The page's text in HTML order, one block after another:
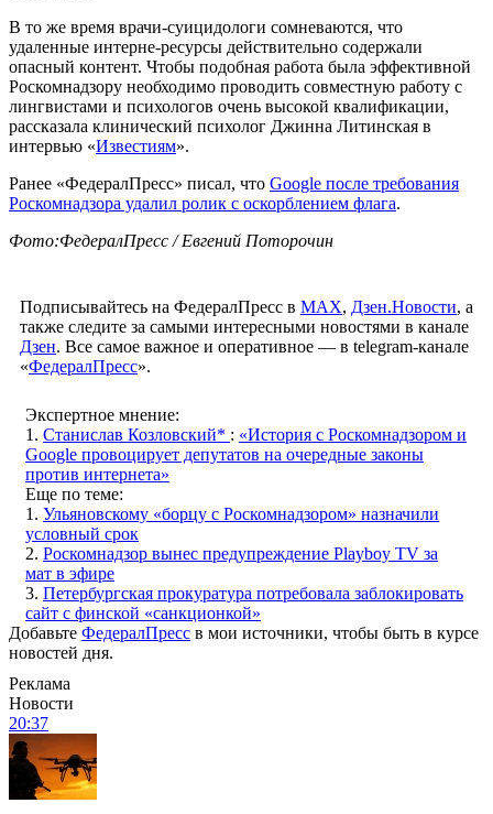
В то же время врачи-суицидологи сомневаются, что
удаленные интерне-ресурсы действительно содержали
опасный контент. Чтобы подобная работа была эффективной
Роскомнадзору необходимо проводить совместную работу с
лингвистами и психологов очень высокой квалификации,
рассказала клинический психолог Джинна Литинская в
интервью «Известиям».
Ранее «ФедералПресс» писал, что Google после требования
Роскомнадзора удалил ролик с оскорблением флага.
Фото:ФедералПресс / Евгений Поторочин
Подписывайтесь на ФедералПресс в МАХ, Дзен.Новости, а
также следите за самыми интересными новостями в канале
Дзен. Все самое важное и оперативное — в telegram-канале
«ФедералПресс».
Экспертное мнение:
1. Станислав Козловский* : «История с Роскомнадзором и
Google провоцирует депутатов на очередные законы
против интернета»
Еще по теме:
1. Ульяновскому «борцу с Роскомнадзором» назначили
условный срок
2. Роскомнадзор вынес предупреждение Playboy TV за
мат в эфире
3. Петербургская прокуратура потребовала заблокировать
сайт с финской «санкционкой»
Добавьте ФедералПресс в мои источники, чтобы быть в курсе
новостей дня.
Реклама
Новости
20:37